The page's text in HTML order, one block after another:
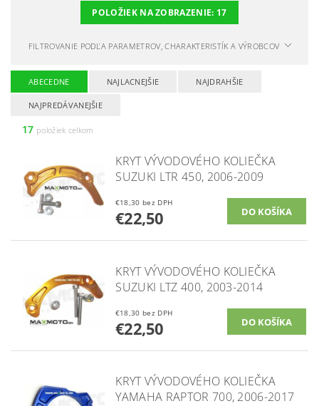
POLOŽIEK NA ZOBRAZENIE: 17
FILTROVANIE PODĽA PARAMETROV, CHARAKTERISTÍK A VÝROBCOV
ABECEDNE NAJLACNEJŠIE NAJDRAHŠIE
NAJPREDÁVANEJŠIE
17 položiek celkom
KRYT VÝVODOVÉHO KOLIEČKA
SUZUKI LTR 450, 2006-2009
€18,30 bez DPH
€22,50
KRYT VÝVODOVÉHO KOLIEČKA
SUZUKI LTZ 400, 2003-2014
€18,30 bez DPH
€22,50
KRYT VÝVODOVÉHO KOLIEČKA
YAMAHA RAPTOR 700, 2006-2017